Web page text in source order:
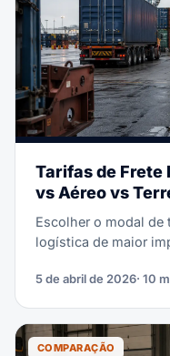
você escolha o
Tarifas de
vs Aéreo vs
Escolher o modal de
logística de maior
custo, mas 4-6x na
cenários reais ajuda
para cada embarque.
5 de abril de 2026· 10
COMPARAÇÃO